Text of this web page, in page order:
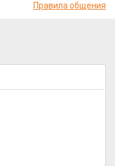
Правила общения